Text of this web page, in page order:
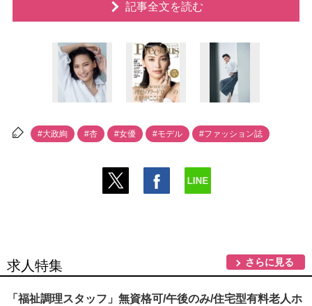
記事全文を読む
#大政絢 #杏 #女優 #モデル #ファッション誌
求人特集 さらに見る
「福祉調理スタッフ」無資格可/午後のみ/住宅型有料老人ホ